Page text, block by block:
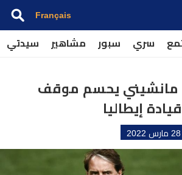
Français
سري سبور مشاهير سيدتي
مانشيني يحسم موقف
إيطاليا